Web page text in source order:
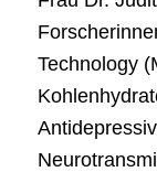
Technology